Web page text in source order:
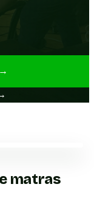
→
matras